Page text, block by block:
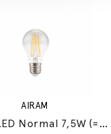
AIRAM
Airam LED Normal 7,5W (=60W) E27